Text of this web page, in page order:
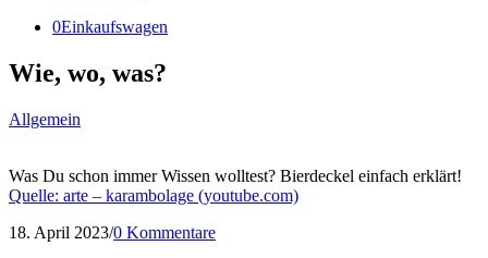
0Einkaufswagen
Wie, wo, was?
Allgemein
Was Du schon immer Wissen wolltest? Bierdeckel einfach erklärt!
Quelle: arte – karambolage (youtube.com)
18. April 2023/0 Kommentare